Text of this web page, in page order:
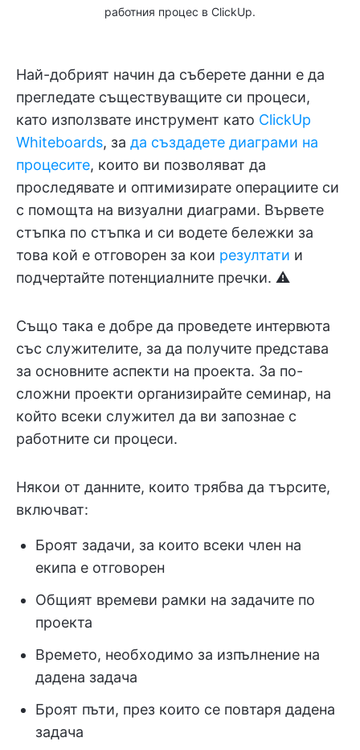
работния процес в ClickUp.
Най-добрият начин да съберете данни е да
прегледате съществуващите си процеси,
като използвате инструмент като ClickUp
Whiteboards, за да създадете диаграми на
процесите, които ви позволяват да
проследявате и оптимизирате операциите си
с помощта на визуални диаграми. Вървете
стъпка по стъпка и си водете бележки за
това кой е отговорен за кои резултати и
подчертайте потенциалните пречки. ⚠️
Също така е добре да проведете интервюта
със служителите, за да получите представа
за основните аспекти на проекта. За по-
сложни проекти организирайте семинар, на
който всеки служител да ви запознае с
работните си процеси.
Някои от данните, които трябва да търсите,
включват:
Броят задачи, за които всеки член на
екипа е отговорен
Общият времеви рамки на задачите по
проекта
Времето, необходимо за изпълнение на
дадена задача
Броят пъти, през които се повтаря дадена
задача